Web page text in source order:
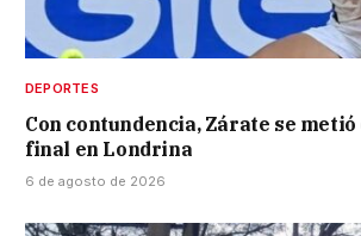
DEPORTES
Con contundencia, Zárate se
final en Londrina
6 de agosto de 2026